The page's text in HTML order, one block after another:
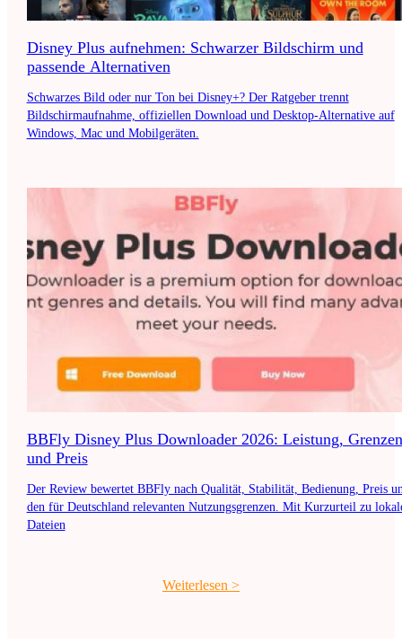
Disney Plus aufnehmen: Schwarzer Bildschirm und
passende Alternativen
Schwarzes Bild oder nur Ton bei Disney+? Der Ratgeber trennt
Bildschirmaufnahme, offiziellen Download und Desktop-Alternative auf
Windows, Mac und Mobilgeräten.
BBFly Disney Plus Downloader 2026: Leistung, Grenzen
und Preis
Der Review bewertet BBFly nach Qualität, Stabilität, Bedienung, Preis
den für Deutschland relevanten Nutzungsgrenzen. Mit Kurzurteil zu
Dateien
Weiterlesen >